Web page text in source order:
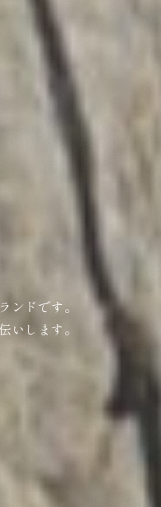
ンドです。
いします。